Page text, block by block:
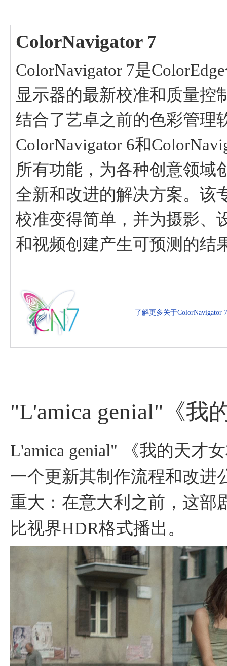
ColorNavigator 7
ColorNavigator 7是
显示器的最新校准和质量控
结合了艺卓之前的色彩管理
ColorNavigator 6和
所有功能，为各种创意领域
全新和改进的解决方案。该
校准变得简单，并为摄影、
和视频创建产生可预测的结
了解更多关于ColorNavigator 7
"L'amica genial"《我
L'amica genial" 《我的天才
一个更新其制作流程和改进
重大：在意大利之前，这部
比视界HDR格式播出。